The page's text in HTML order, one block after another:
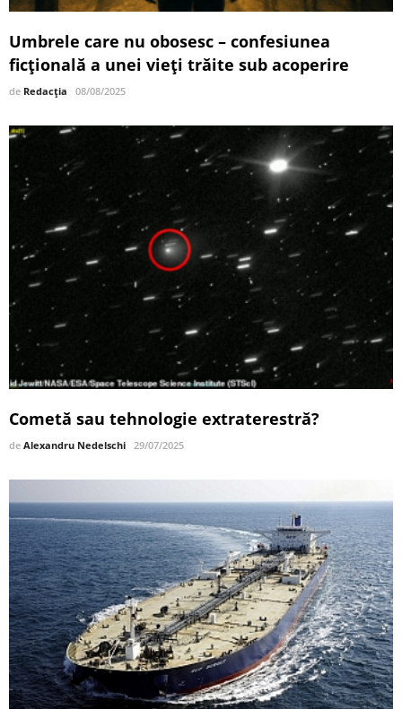
Umbrele care nu obosesc – confesiunea
ficțională a unei vieți trăite sub acoperire
de Redacția 08/08/2025
Cometă sau tehnologie extraterestră?
de Alexandru Nedelschi 29/07/2025